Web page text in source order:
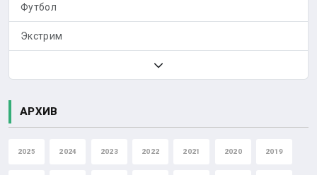
Футбол
Экстрим
АРХИВ
2025 2024 2023 2022 2021 2020 2019